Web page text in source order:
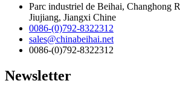
Parc industriel de Beihai, Changhong
Jiujiang, Jiangxi Chine
0086-(0)792-8322312
sales@chinabeihai.net
0086-(0)792-8322312
Newsletter